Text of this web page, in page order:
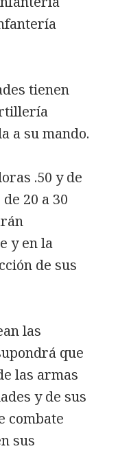
tienen
a su mando.
.50 y de
20 a 30
y en la
de sus
las
que
las armas
y de sus
combate
sus